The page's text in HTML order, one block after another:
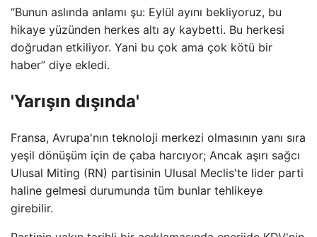
“Bunun aslında anlamı şu: Eylül ayını bekliyoruz, bu
hikaye yüzünden herkes altı ay kaybetti. Bu herkesi
doğrudan etkiliyor. Yani bu çok ama çok kötü bir
haber” diye ekledi.
'Yarışın dışında'
Fransa, Avrupa'nın teknoloji merkezi olmasının yanı sıra
yeşil dönüşüm için de çaba harcıyor; Ancak aşırı sağcı
Ulusal Miting (RN) partisinin Ulusal Meclis'te lider parti
haline gelmesi durumunda tüm bunlar tehlikeye
girebilir.